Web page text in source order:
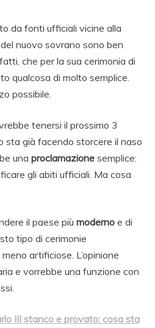
da fonti ufficiali vicine alla
del nuovo sovrano sono ben
che per la sua cerimonia di
qualcosa di molto semplice.
possibile.
tenersi il prossimo 3
sta già facendo storcere il naso
una proclamazione semplice:
gli abiti ufficiali. Ma cosa
il paese più moderno e di
tipo di cerimonie
artificiose. L’opinione
e vorrebbe una funzione con
III stanco e provato: cosa sta